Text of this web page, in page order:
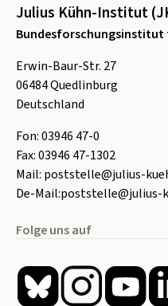
Julius Kühn-Institut
Erwin-Baur-Str. 27
06484Quedlinburg
Deutschland
Fon:03946 47-0
Fax:03946 47-1302
Mail: poststelle@julius-
De-Mail:poststelle@julius-
Folge uns auf